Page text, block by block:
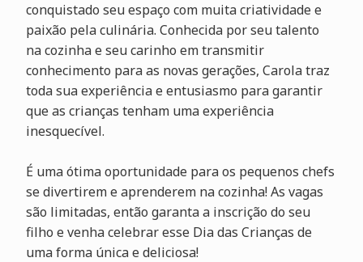
conquistado seu espaço com muita criatividade e
paixão pela culinária. Conhecida por seu talento
na cozinha e seu carinho em transmitir
conhecimento para as novas gerações, Carola traz
toda sua experiência e entusiasmo para garantir
que as crianças tenham uma experiência
inesquecível.
É uma ótima oportunidade para os pequenos chefs
se divertirem e aprenderem na cozinha! As vagas
são limitadas, então garanta a inscrição do seu
filho e venha celebrar esse Dia das Crianças de
uma forma única e deliciosa!